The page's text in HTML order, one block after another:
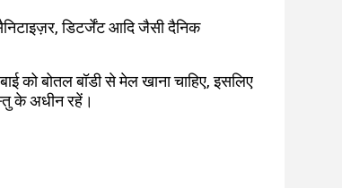
डिटर्जेंट आदि जैसी दैनिक
को बोतल बॉडी से मेल खाना चाहिए, इसलिए
के अधीन रहें।